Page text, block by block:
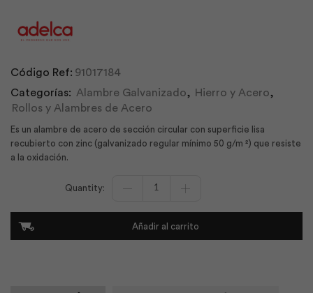
Código Ref: 91017184
Categorías: Alambre Galvanizado, Hierro y Acero,
Rollos y Alambres de Acero
Es un alambre de acero de sección circular con superficie lisa
recubierto con zinc (galvanizado regular mínimo 50 g/m ²) que resiste
a la oxidación.
Galvanizado
0.90mmAñadir al carrito